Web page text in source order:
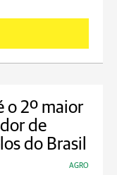
o 2º maior
de
do Brasil
AGRO